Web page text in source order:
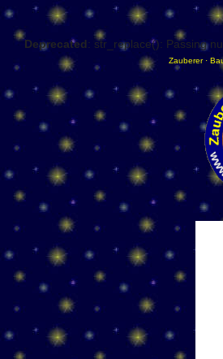
Deprecated: str_replace(): Passing
Zauberer·